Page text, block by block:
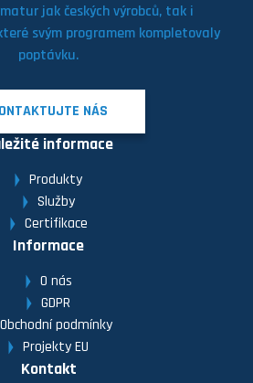
jak českých výrobců, tak i
svým programem kompletovaly
poptávku.
NÁS
informace
Produkty
Služby
Certifikace
Informace
O nás
GDPR
Obchodní podmínky
Projekty EU
Kontakt